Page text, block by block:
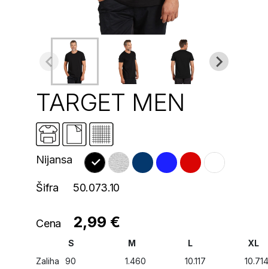
TARGET MEN
Nijansa
Šifra 50.073.10
Cena 2,99 €
S M L
XL
Zaliha
90 1.460 10.117